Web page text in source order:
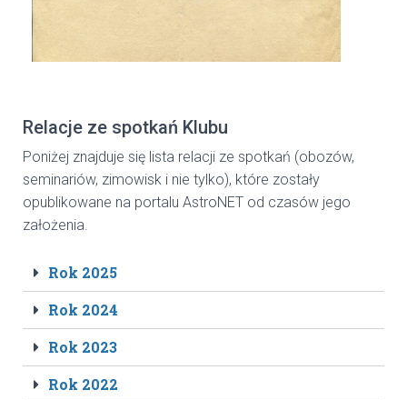
Relacje ze spotkań Klubu
Poniżej znajduje się lista relacji ze spotkań (obozów,
seminariów, zimowisk i nie tylko), które zostały
opublikowane na portalu AstroNET od czasów jego
założenia.
Rok 2025
Rok 2024
Rok 2023
Rok 2022